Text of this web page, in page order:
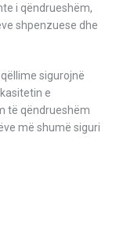
i qëndrueshëm,
shpenzuese dhe
sigurojnë
e
të qëndrueshëm
më shumë siguri